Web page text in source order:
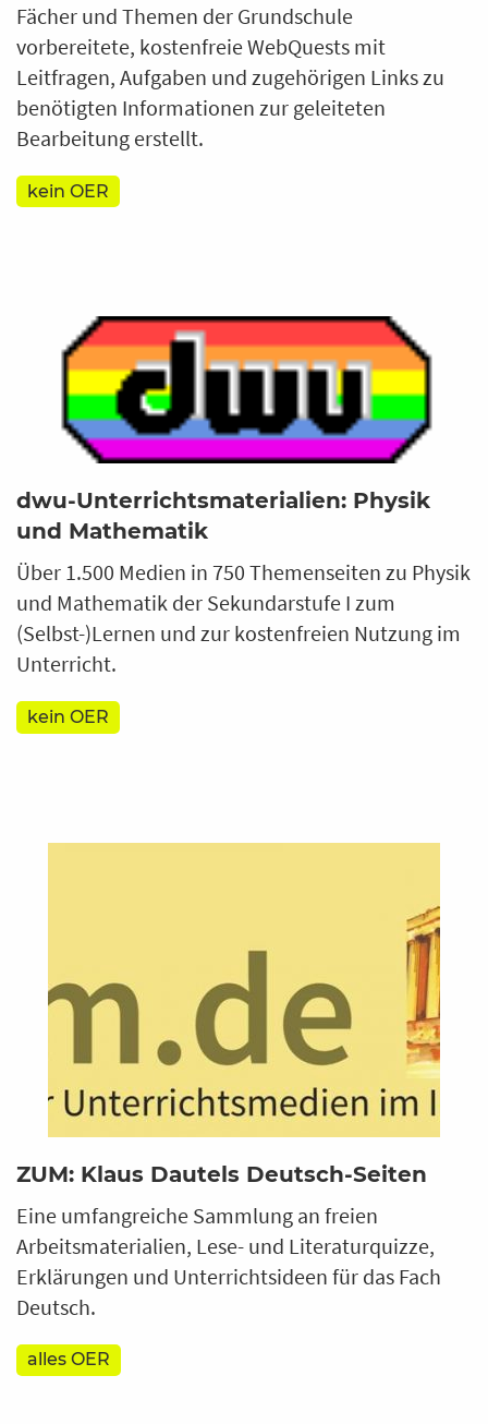
Fächer und Themen der Grundschule
vorbereitete, kostenfreie WebQuests mit
Leitfragen, Aufgaben und zugehörigen Links zu
benötigten Informationen zur geleiteten
Bearbeitung erstellt.
kein OER
dwu-Unterrichtsmaterialien: Physik
und Mathematik
Über 1.500 Medien in 750 Themenseiten zu Physik
und Mathematik der Sekundarstufe I zum
(Selbst-)Lernen und zur kostenfreien Nutzung im
Unterricht.
kein OER
ZUM: Klaus Dautels Deutsch-Seiten
Eine umfangreiche Sammlung an freien
Arbeitsmaterialien, Lese- und Literaturquizze,
Erklärungen und Unterrichtsideen für das Fach
Deutsch.
alles OER